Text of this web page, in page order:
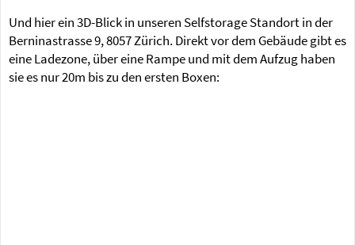
Und hier ein 3D-Blick in unseren Selfstorage Standort in der
Berninastrasse 9, 8057 Zürich. Direkt vor dem Gebäude gibt es
eine Ladezone, über eine Rampe und mit dem Aufzug haben
sie es nur 20m bis zu den ersten Boxen: